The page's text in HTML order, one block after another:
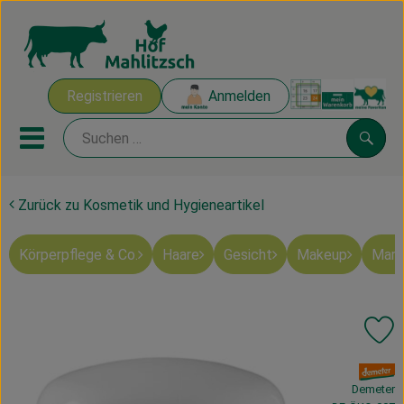
Registrieren Anmelden
Mobiles Menu öffnen oder
Ökokisten
Mahlitzscher Produkte
Zurück zu Kosmetik und Hygieneartikel
Körperpflege & Co. Haare Gesicht Makeup
, Verband:
Demeter